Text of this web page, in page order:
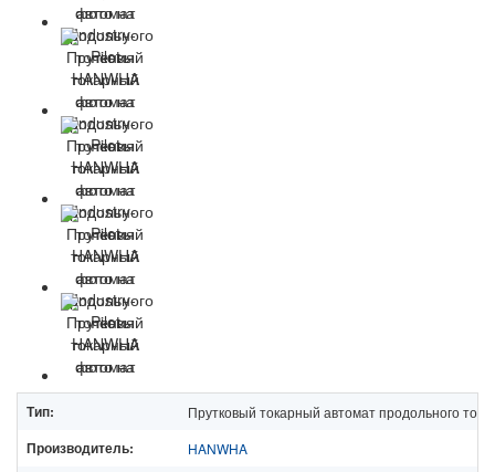
Тип: Прутковый токарный автомат продольного
Производитель: HANWHA